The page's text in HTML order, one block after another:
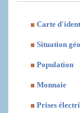
Carte
Situation
Population
Monnaie
Prises